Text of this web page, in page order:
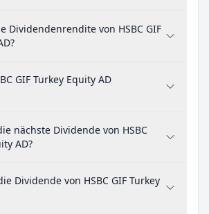
Dividendenrendite von HSBC GIF
GIF Turkey Equity AD
nächste Dividende von HSBC
AD?
Dividende von HSBC GIF Turkey